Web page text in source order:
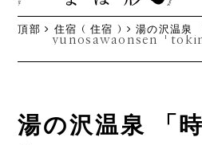
頂部 住宿 ( 住宿 ) 湯の沢温泉
yunosawaonsen「
湯の沢温泉 「